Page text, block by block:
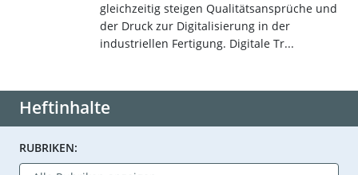
gleichzeitig steigen Qualitätsansprüche und
der Druck zur Digitalisierung in der
industriellen Fertigung. Digitale Tr...
Heftinhalte
RUBRIKEN: